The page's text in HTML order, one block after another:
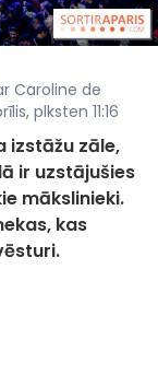
Caroline de
plksten 11:16
izstāžu zāle,
ir uzstājušies
mākslinieki.
kas